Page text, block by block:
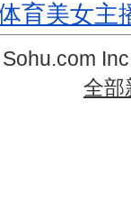
育美女主
全部